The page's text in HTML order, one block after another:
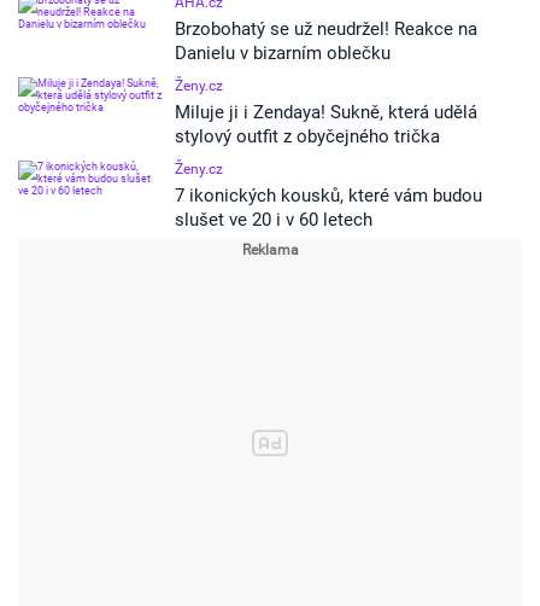
Brzobohatý se už neudržel! Reakce na
Danielu v bizarním oblečku
Ženy.cz
Miluje ji i Zendaya! Sukně, která udělá
stylový outfit z obyčejného trička
Ženy.cz
7 ikonických kousků, které vám budou
slušet ve 20 i v 60 letech